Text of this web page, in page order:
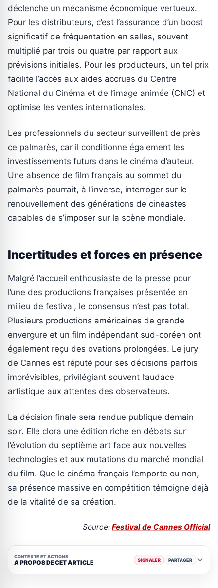
déclenche un mécanisme économique vertueux.
Pour les distributeurs, c’est l’assurance d’un boost
significatif de fréquentation en salles, souvent
multiplié par trois ou quatre par rapport aux
prévisions initiales. Pour les producteurs, un tel prix
facilite l’accès aux aides accrues du Centre
National du Cinéma et de l’image animée (CNC) et
optimise les ventes internationales.
Les professionnels du secteur surveillent de près
ce palmarès, car il conditionne également les
investissements futurs dans le cinéma d’auteur.
Une absence de film français au sommet du
palmarès pourrait, à l’inverse, interroger sur le
renouvellement des générations de cinéastes
capables de s’imposer sur la scène mondiale.
Incertitudes et forces en présence
Malgré l’accueil enthousiaste de la presse pour
l’une des productions françaises présentée en
milieu de festival, le consensus n’est pas total.
Plusieurs productions américaines de grande
envergure et un film indépendant sud-coréen ont
également reçu des ovations prolongées. Le jury
de Cannes est réputé pour ses décisions parfois
imprévisibles, privilégiant souvent l’audace
artistique aux attentes des observateurs.
La décision finale sera rendue publique demain
soir. Elle clora une édition riche en débats sur
l’évolution du septième art face aux nouvelles
technologies et aux mutations du marché mondial
du film. Que le cinéma français l’emporte ou non,
sa présence massive en compétition témoigne déjà
de la vitalité de sa création.
Source: Festival de Cannes Official
CONTEXTE ET ACTIONS
A PROPOS DE CET ARTICLE SIGNALER PARTAGER